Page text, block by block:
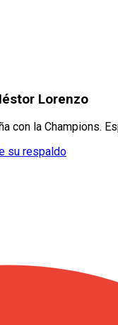
Lorenzo
con la Champions.
su respaldo